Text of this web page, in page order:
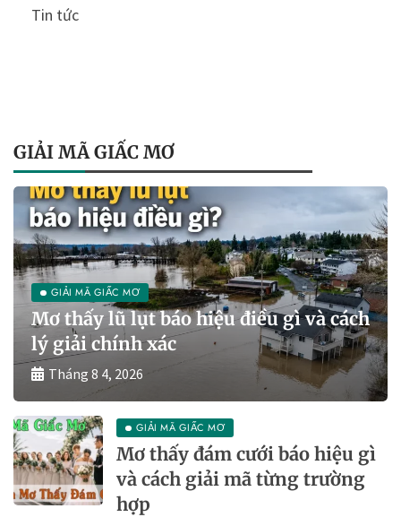
Tin tức
GIẢI MÃ GIẤC MƠ
GIẢI MÃ GIẤC MƠ
Mơ thấy lũ lụt báo hiệu điều gì và cách
lý giải chính xác
Tháng 8 4, 2026
GIẢI MÃ GIẤC MƠ
Mơ thấy đám cưới báo hiệu gì
và cách giải mã từng trường
hợp